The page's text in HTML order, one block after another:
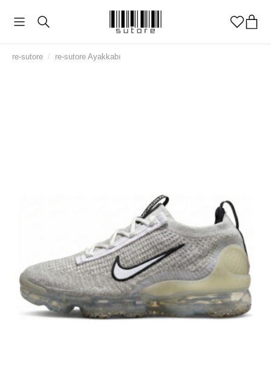
re-sutore / re-sutore Ayakkabı